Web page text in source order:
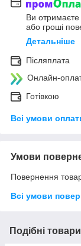
Ви
або гроші
Детальніше
Післяплата
Онлайн-
Готівкою
Всі умови
Умови
Повернення
Всі умови
Подібні